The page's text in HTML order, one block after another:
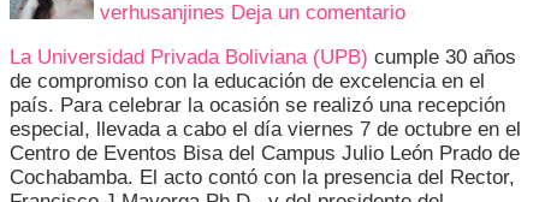
verhusanjines Deja un comentarioBOLIVIANA
30
AÑOS
DE
CREACIÓN
La Universidad Privada Boliviana (UPB) cumple 30 años
de compromiso con la educación de excelencia en el
país. Para celebrar la ocasión se realizó una recepción
especial, llevada a cabo el día viernes 7 de octubre en el
Centro de Eventos Bisa del Campus Julio León Prado de
Cochabamba. El acto contó con la presencia del Rector,